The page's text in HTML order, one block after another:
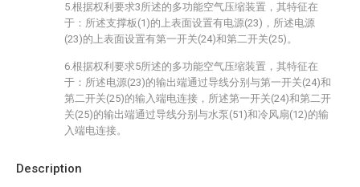
Description
5.根据权利要求3所述的多功能空气压缩装置，其特征在
于：所述支撑板(1)的上表面设置有电源(23)，所述电源
(23)的上表面设置有第一开关(24)和第二开关(25)。
6.根据权利要求5所述的多功能空气压缩装置，其特征在
于：所述电源(23)的输出端通过导线分别与第一开关(24)和
第二开关(25)的输入端电连接，所述第一开关(24)和第二开
关(25)的输出端通过导线分别与水泵(51)和冷风扇(12)的输
入端电连接。